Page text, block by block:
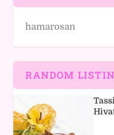
hamarosan
RANDOM